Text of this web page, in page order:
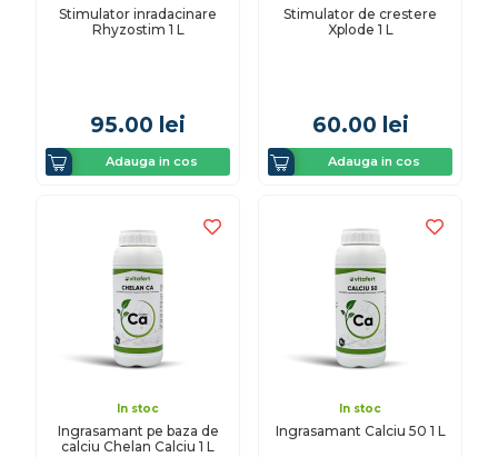
Stimulator inradacinare
Rhyzostim 1 L
95.00 lei
Adauga in cos
Stimulator de crestere
Xplode 1 L
60.00 lei
Adauga in cos
In stoc
Ingrasamant pe baza de
calciu Chelan Calciu 1 L
In stoc
Ingrasamant Calciu 50 1 L